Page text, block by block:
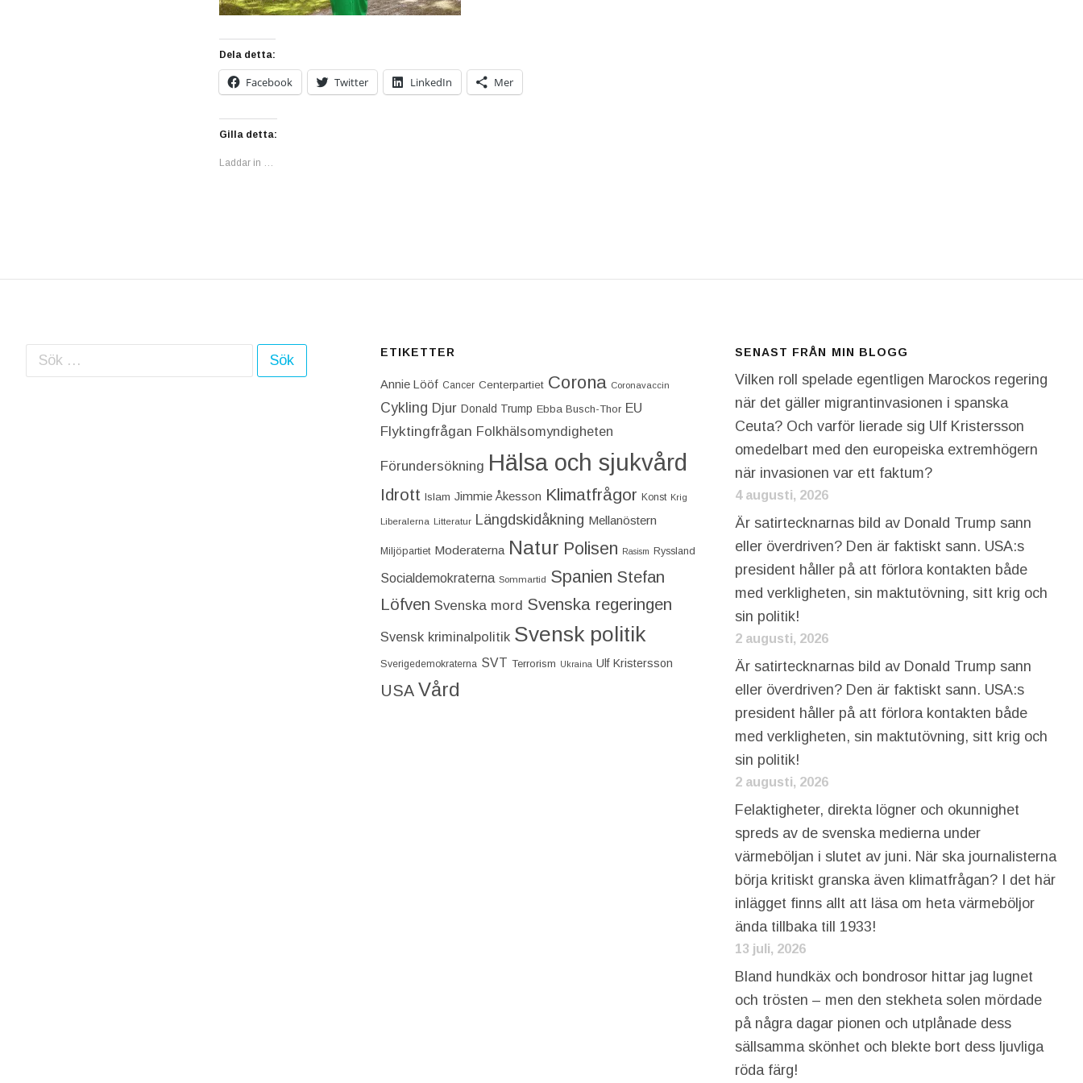
Dela detta:
Facebook Twitter LinkedIn Mer
Gilla detta:
Laddar in …
Sök efter: ETIKETTER
Annie Lööf Cancer Centerpartiet‎ Corona Coronavaccin
Cykling Djur Donald Trump Ebba Busch-Thor EU
Flyktingfrågan Folkhälsomyndigheten
Förundersökning Hälsa och sjukvård
Idrott Islam Jimmie Åkesson Klimatfrågor Konst Krig
Liberalerna Litteratur Längdskidåkning Mellanöstern
Miljöpartiet Moderaterna Natur Polisen Rasism Ryssland
Socialdemokraterna Sommartid Spanien Stefan
Löfven Svenska mord Svenska regeringen
Svensk kriminalpolitik Svensk politik
Sverigedemokraterna SVT Terrorism Ukraina Ulf Kristersson
USA Vård
SENAST FRÅN MIN BLOGG
Vilken roll spelade egentligen Marockos regering
när det gäller migrantinvasionen i spanska
Ceuta? Och varför lierade sig Ulf Kristersson
omedelbart med den europeiska extremhögern
när invasionen var ett faktum?
4 augusti, 2026
Är satirtecknarnas bild av Donald Trump sann
eller överdriven? Den är faktiskt sann. USA:s
president håller på att förlora kontakten både
med verkligheten, sin maktutövning, sitt krig och
sin politik!
2 augusti, 2026
Är satirtecknarnas bild av Donald Trump sann
eller överdriven? Den är faktiskt sann. USA:s
president håller på att förlora kontakten både
med verkligheten, sin maktutövning, sitt krig och
sin politik!
2 augusti, 2026
Felaktigheter, direkta lögner och okunnighet
spreds av de svenska medierna under
värmeböljan i slutet av juni. När ska journalisterna
börja kritiskt granska även klimatfrågan? I det här
inlägget finns allt att läsa om heta värmeböljor
ända tillbaka till 1933!
13 juli, 2026
Bland hundkäx och bondrosor hittar jag lugnet
och trösten – men den stekheta solen mördade
på några dagar pionen och utplånade dess
sällsamma skönhet och blekte bort dess ljuvliga
röda färg!